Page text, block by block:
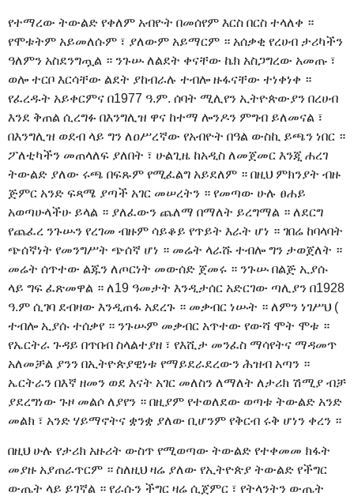
የተማረው ትውልድ የቀለም አብዮት በመሰየም እርስ በርስ ተላለቀ ።
የሞቱትም አይመለሱም ፣ ያለውም አይማርም ። አሰቃቂ የረሀብ ታሪካችን
ዓለምን አስደንግጧል ። ንጉሡ ለልደት ቀናቸው ኬክ አስጋግረው አመጡ ፣
ወሎ ተርቦ እርሳቸው ልደት ያከብራሉ ተብሎ ዙፋናቸው ተነቀነቀ ።
የፈረዱት አይቀርምና በ1977 ዓ.ም. ሰባት ሚሊየን ኢትዮጵውያን በረሀብ
እንደ ቅጠል ሲረግፉ በእንግሊዝ ዋና ከተማ ሎንዶን ምግብ ይለመናል ፣
በእንግሊዝ ወደብ ላይ ግን ለዐሥረኛው የአብዮት በዓል ውስኪ ይጫን ነበር ።
ፖለቲካችን መጠላለፍ ያለበት ፣ ሁልጊዜ ከአዲስ ለመጀመር እንጂ ሐረገ
ትውልድ ያለው ሩጫ በፍጹም የሚፈልግ አይደለም ። በዚህ ምክንያት ብዙ
ጅምር አንድ ፍጻሜ ያጣች አገር መሠረትን ። የመጣው ሁሉ ፀሐይ
አወጣሁላችሁ ይላል ። ያለፈውን ጨለማ በማለት ይረግማል ። ለደርግ
የጨፈረ ንጉሡን የረገመ ብዙም ሳይቆይ የጥይት እራት ሆነ ። ገበሬ ከባላባት
ጭሰኛነት የመንግሥት ጭሰኛ ሆነ ። መሬት ላራሹ ተብሎ ግን ታወጀለት ።
መሬት ሰጥተው ልጁን ለጦርነት መውሰድ ጀመሩ ። ንጉሡ በልጅ ኢያሱ
ላይ ግፍ ፈጽመዋል ። ለ19 ዓመታት እንዲታሰር አድርገው ጣሊያን በ1928
ዓ.ም ሲገባ ደብዛው እንዲጠፋ አደረጉ ። መቃብር ነሡት ። ለምን ነገሥህ (
ተብሎ ኢያሱ ተሰቃየ ። ንጉሡም መቃብር አጥተው የውሻ ሞት ሞቱ ።
የኤርትራ ጉዳይ በጥበብ ስላልተያዘ ፣ የእሺታ መንፈስ ማሳየትና ማዳመጥ
አለመቻል ያንን በኢትዮጵያዊነቱ የማይደራደረውን ሕዝብ አጣን ።
ኤርትራን በእኛ ዘመን ወደ እናት አገር መለስን ለማለት ለታሪክ ሽሚያ ብቻ
ያደረግነው ጉዞ መልሶ ለያየን ። በዚያም የተወለደው ወጣቱ ትውልድ አንድ
መልክ ፣ አንድ ሃይማኖትና ቋንቋ ያለው ቢሆንም የቅርብ ሩቅ ሆነን ቀረን ።
በዚህ ሁሉ የታሪክ አዙሪት ውስጥ የሚወጣው ትውልድ የተቀመመ ክፋት
መያዙ አያጠራጥርም ። ስለዚህ ዛሬ ያለው የኢትዮጵያ ትውልድ የችግር
ውጤት ላይ ይገኛል ። የራሱን ችግር ዛሬ ሲጀምር ፣ የትላንትን ውጤት